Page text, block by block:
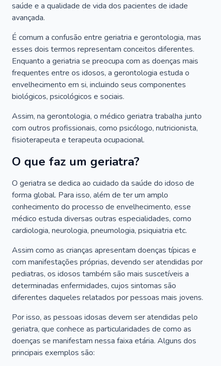
saúde e a qualidade de vida dos pacientes de idade
avançada.
É comum a confusão entre geriatria e gerontologia, mas
esses dois termos representam conceitos diferentes.
Enquanto a geriatria se preocupa com as doenças mais
frequentes entre os idosos, a gerontologia estuda o
envelhecimento em si, incluindo seus componentes
biológicos, psicológicos e sociais.
Assim, na gerontologia, o médico geriatra trabalha junto
com outros profissionais, como psicólogo, nutricionista,
fisioterapeuta e terapeuta ocupacional.
O que faz um geriatra?
O geriatra se dedica ao cuidado da saúde do idoso de
forma global. Para isso, além de ter um amplo
conhecimento do processo de envelhecimento, esse
médico estuda diversas outras especialidades, como
cardiologia, neurologia, pneumologia, psiquiatria etc.
Assim como as crianças apresentam doenças típicas e
com manifestações próprias, devendo ser atendidas por
pediatras, os idosos também são mais suscetíveis a
determinadas enfermidades, cujos sintomas são
diferentes daqueles relatados por pessoas mais jovens.
Por isso, as pessoas idosas devem ser atendidas pelo
geriatra, que conhece as particularidades de como as
doenças se manifestam nessa faixa etária. Alguns dos
principais exemplos são: